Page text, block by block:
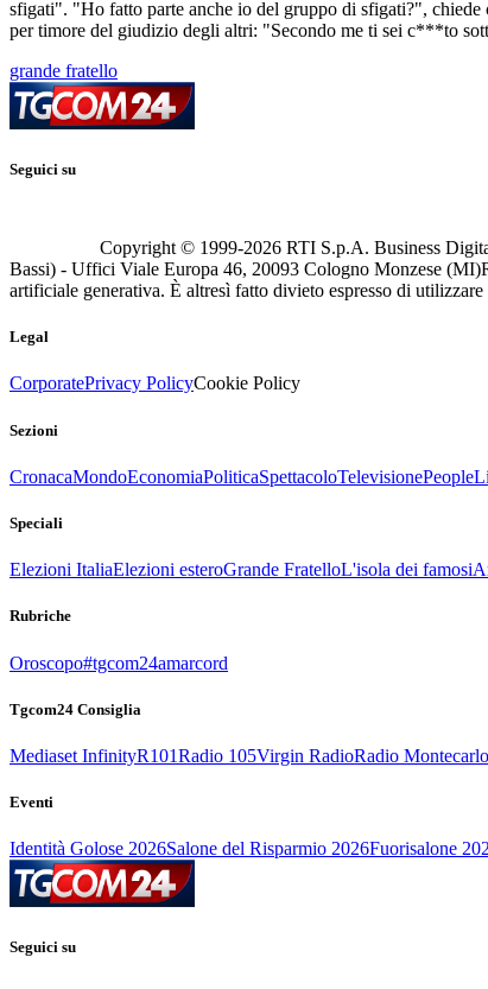
sfigati". "Ho fatto parte anche io del gruppo di sfigati?",
per timore del giudizio degli altri: "Secondo me ti sei c***to
grande fratello
Seguici su
Copyright © 1999-2026 RTI S.p.A. Business
Bassi) - Uffici Viale Europa 46, 20093 Cologno Monzese (MI)
artificiale generativa. È altresì fatto divieto espresso di
Legal
CorporatePrivacy PolicyCookie Policy
Sezioni
CronacaMondoEconomiaPoliticaSpettacoloTelevisionePeople
Speciali
Elezioni ItaliaElezioni esteroGrande FratelloL'isola dei famosi
Rubriche
Oroscopo#tgcom24amarcord
Tgcom24 Consiglia
Mediaset InfinityR101Radio 105Virgin RadioRadio Montecarlo
Eventi
Identità Golose 2026Salone del Risparmio 2026Fuorisalone
Seguici su